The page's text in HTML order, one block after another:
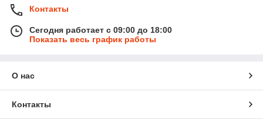
Контакты
Сегодня работает с 09:00 до 18:00
Показать весь график работы
О нас
Контакты